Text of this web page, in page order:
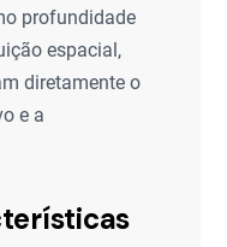
profundidade
espacial,
diretamente o
e a